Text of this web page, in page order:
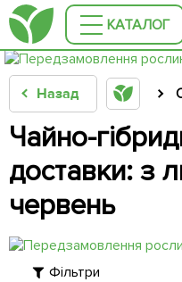
КАТАЛОГ
Назад
Чайно-
доставки: з
червень
Фільтри